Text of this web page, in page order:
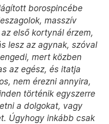
borospincébe
masszív
első kortynál érzem,
lesz az agynak, szóval
mert közben
az egész, és itatja
nem érezni annyira,
történik egyszerre
a dolgokat, vagy
Úgyhogy inkább csak